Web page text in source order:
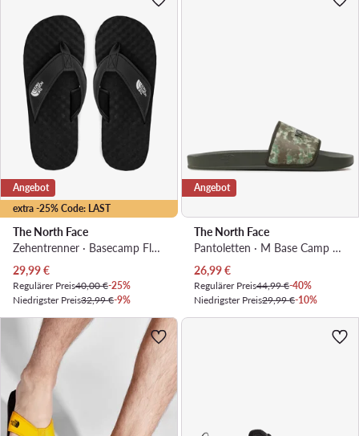
extra -25% Code: LAST
Angebot
The North Face
Zehentrenner · Basecamp Flpflp II NF0A47AAKY41 · Schwarz
Aktueller Preis
29,99€
Regulärer Preis40,00 €-25%
Niedrigster Preis32,99 €-9%
Angebot
The North Face
Pantoletten · M Base Camp Slide Iii NF0A4T2RIYL1 · Grün
Aktueller Preis
26,99€
Regulärer Preis44,99 €-40%
Niedrigster Preis29,99 €-10%